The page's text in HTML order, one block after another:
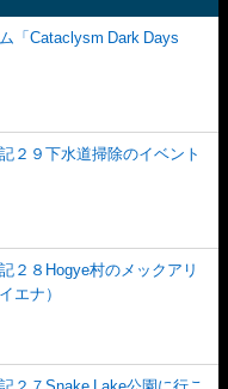
「Cataclysm Dark Days
２９下水道掃除のイベント
２８Hogye村のメックアリ
エナ）